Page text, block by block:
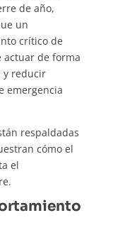
de año,
un
crítico de
actuar de forma
y reducir
emergencia
respaldadas
cómo el
el